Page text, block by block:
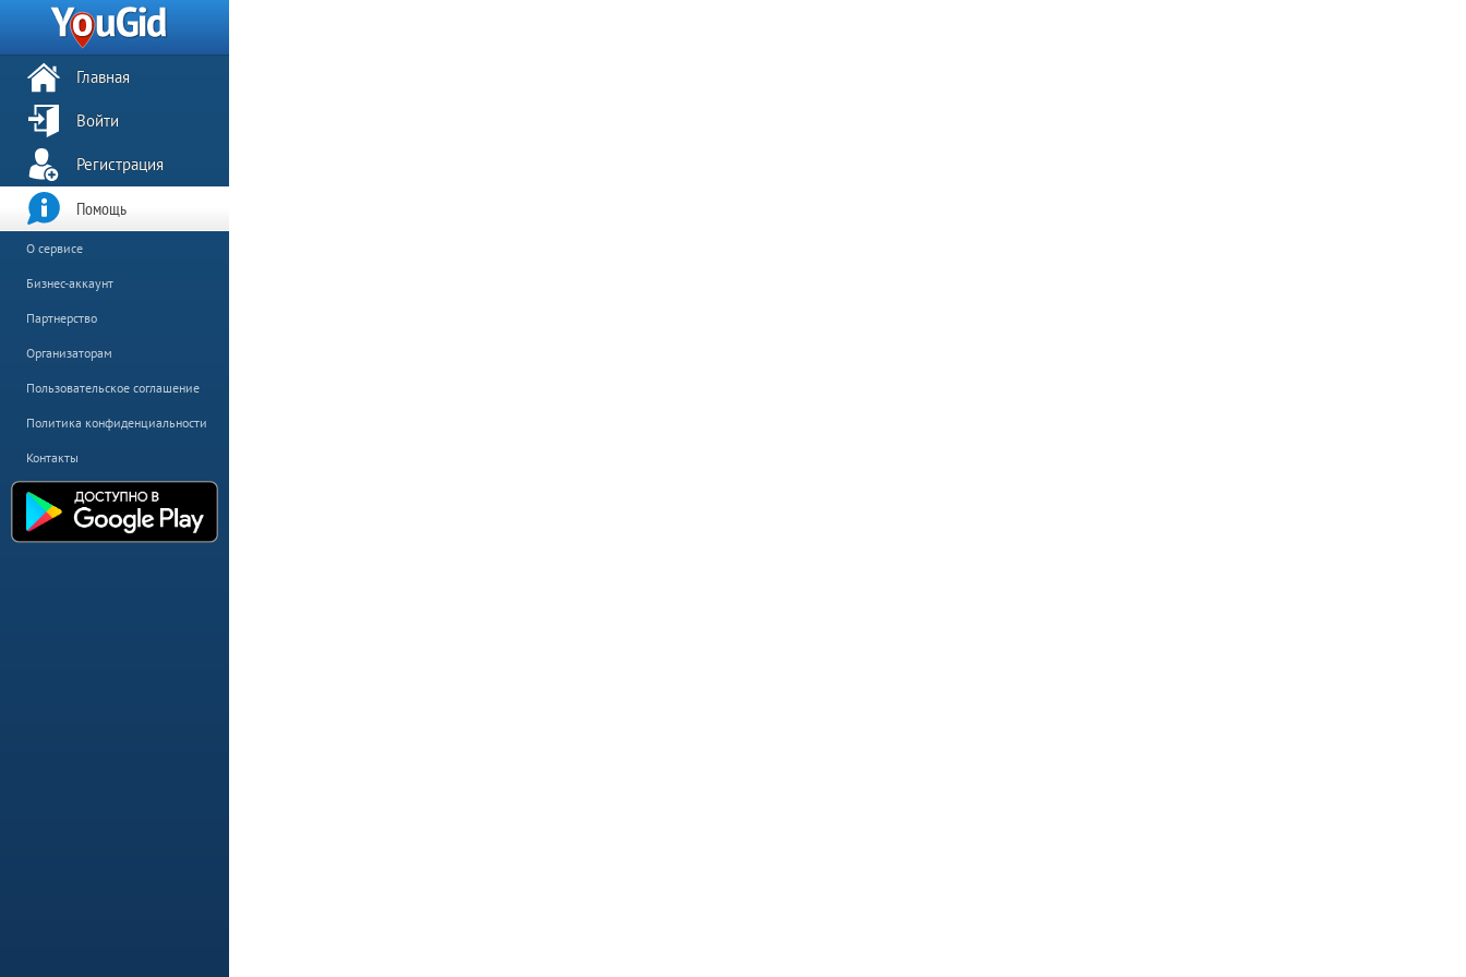
Главная
Войти
Регистрация
Помощь
О сервисе
Бизнес-аккаунт
Партнерство
Организаторам
Пользовательское соглашение
Политика конфиденциальности
Контакты